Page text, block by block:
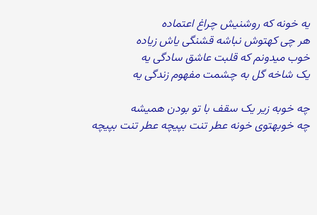
یه خونه که روشنیش چراغ اعتماده
هر چی کهتوش نباشه قشنگی یاش زیاده
خوب میدونم که قلبت عاشق سادگی یه
یک شاخه گل به چشمت مفهوم زندگی یه
چه خوبه زیر یک سقف با تو بودن همیشه
چه خوبهتوی خونه عطر تنت بپیچه عطر تنت بپیچه